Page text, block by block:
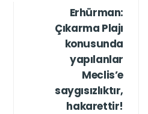
Erhürman:
Çıkarma Plajı
konusunda
yapılanlar
Meclis’e
saygısızlıktır,
hakarettir!